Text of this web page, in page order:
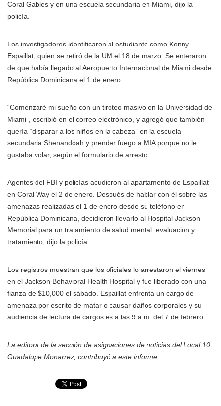
Coral Gables y en una escuela secundaria en Miami, dijo la
policía.
Los investigadores identificaron al estudiante como Kenny
Espaillat, quien se retiró de la UM el 18 de marzo. Se enteraron
de que había llegado al Aeropuerto Internacional de Miami desde
República Dominicana el 1 de enero.
“Comenzaré mi sueño con un tiroteo masivo en la Universidad de
Miami”, escribió en el correo electrónico, y agregó que también
quería “disparar a los niños en la cabeza” en la escuela
secundaria Shenandoah y prender fuego a MIA porque no le
gustaba volar, según el formulario de arresto.
Agentes del FBI y policías acudieron al apartamento de Espaillat
en Coral Way el 2 de enero. Después de hablar con él sobre las
amenazas realizadas el 1 de enero desde su teléfono en
República Dominicana, decidieron llevarlo al Hospital Jackson
Memorial para un tratamiento de salud mental. evaluación y
tratamiento, dijo la policía.
Los registros muestran que los oficiales lo arrestaron el viernes
en el Jackson Behavioral Health Hospital y fue liberado con una
fianza de $10,000 el sábado. Espaillat enfrenta un cargo de
amenaza por escrito de matar o causar daños corporales y su
audiencia de lectura de cargos es a las 9 a.m. del 7 de febrero.
La editora de la sección de asignaciones de noticias del Local 10,
Guadalupe Monarrez, contribuyó a este informe.